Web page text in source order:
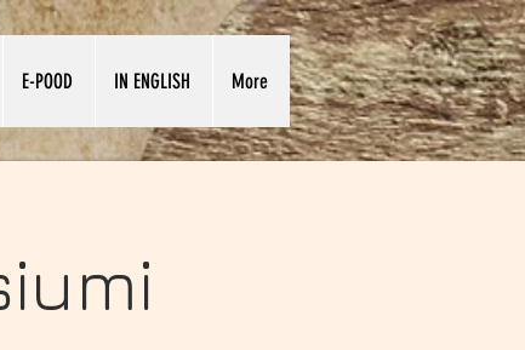
E-POOD IN ENGLISH More